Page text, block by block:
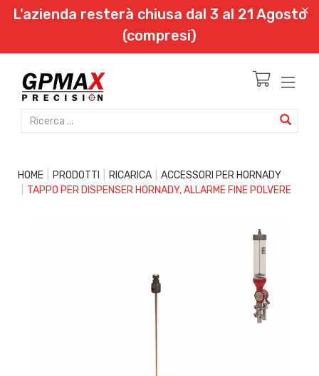
L'azienda resterà chiusa dal 3 al 21 Agosto
(compresi)
HOME PRODOTTI RICARICA
ACCESSORI PER HORNADY
TAPPO PER DISPENSER HORNADY, ALLARME FINE POLVERE